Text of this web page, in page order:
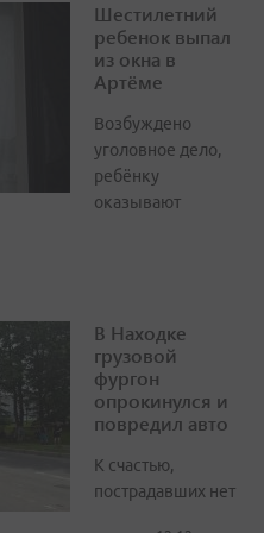
Шестилетний
ребенок выпал
из окна в
Артёме
Возбуждено
уголовное дело,
ребёнку
оказывают
В Находке
грузовой
фургон
опрокинулся и
повредил авто
К счастью,
пострадавших нет